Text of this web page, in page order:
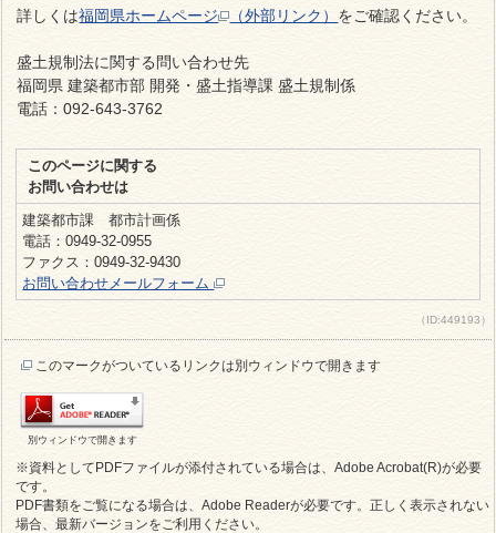
詳しくは福岡県ホームページ （外部リンク） をご確認ください。
盛土規制法に関する問い合わせ先
福岡県 建築都市部 開発・盛土指導課 盛土規制係
電話：092-643-3762
このページに関する
お問い合わせは
建築都市課 都市計画係
電話：0949-32-0955
ファクス：0949-32-9430
お問い合わせメールフォーム
（ID:449193）
このマークがついているリンクは別ウィンドウで開きます
別ウィンドウで開きます
※資料としてPDFファイルが添付されている場合は、Adobe Acrobat(R)が必要
です。
PDF書類をご覧になる場合は、Adobe Readerが必要です。正しく表示されない
場合、最新バージョンをご利用ください。